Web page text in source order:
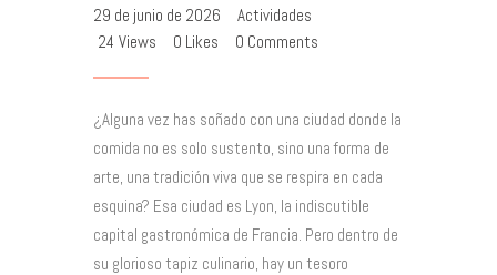
Contacto
29 de junio de 2026
Actividades
24 Views 0 Likes 0 Comments
¿Alguna vez has soñado con una ciudad donde la
comida no es solo sustento, sino una forma de
arte, una tradición viva que se respira en cada
esquina? Esa ciudad es Lyon, la indiscutible
capital gastronómica de Francia. Pero dentro de
su glorioso tapiz culinario, hay un tesoro